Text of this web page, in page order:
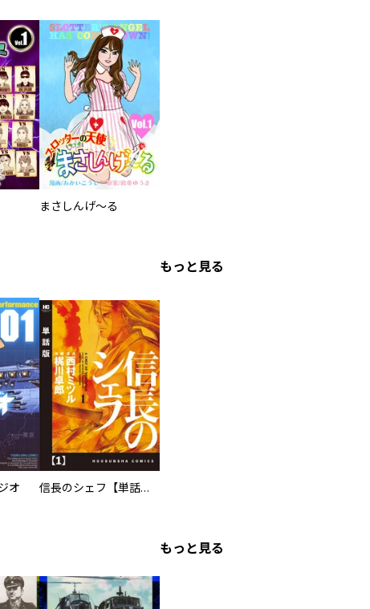
まさしんげ～る
もっと見る
オ 信長のシェフ【単話版】
もっと見る